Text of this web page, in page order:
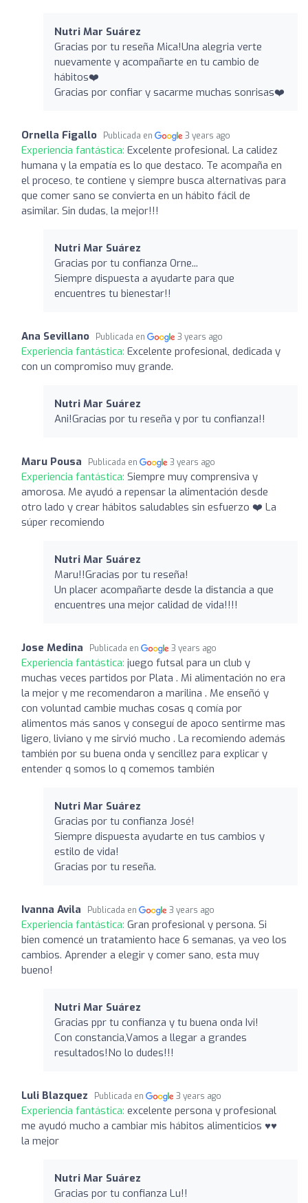
Nutri Mar Suárez ️
Gracias por tu reseña Mica!Una alegria verte
nuevamente y acompañarte en tu cambio de
hábitos❤️
Gracias por confiar y sacarme muchas sonrisas❤️
Ornella Figallo Publicada en 3 years ago
Experiencia fantástica: Excelente profesional. La calidez
humana y la empatía es lo que destaco. Te acompaña en
el proceso, te contiene y siempre busca alternativas para
que comer sano se convierta en un hábito fácil de
asimilar. Sin dudas, la mejor!!!
Nutri Mar Suárez ️
Gracias por tu confianza Orne...
Siempre dispuesta a ayudarte para que
encuentres tu bienestar!!
Ana Sevillano Publicada en 3 years ago
Experiencia fantástica: Excelente profesional, dedicada y
con un compromiso muy grande.
Nutri Mar Suárez ️
Ani!Gracias por tu reseña y por tu confianza!!
Maru Pousa Publicada en 3 years ago
Experiencia fantástica: Siempre muy comprensiva y
amorosa. Me ayudó a repensar la alimentación desde
otro lado y crear hábitos saludables sin esfuerzo ❤️ La
súper recomiendo
Nutri Mar Suárez ️
Maru!!Gracias por tu reseña!
Un placer acompañarte desde la distancia a que
encuentres una mejor calidad de vida!!!!
Jose Medina Publicada en 3 years ago
Experiencia fantástica: juego futsal para un club y
muchas veces partidos por Plata . Mi alimentación no era
la mejor y me recomendaron a marilina . Me enseñó y
con voluntad cambie muchas cosas q comía por
alimentos más sanos y conseguí de apoco sentirme mas
ligero, liviano y me sirvió mucho . La recomiendo además
también por su buena onda y sencillez para explicar y
entender q somos lo q comemos también
Nutri Mar Suárez ️
Gracias por tu confianza José!
Siempre dispuesta ayudarte en tus cambios y
estilo de vida!
Gracias por tu reseña.
Ivanna Avila Publicada en 3 years ago
Experiencia fantástica: Gran profesional y persona. Si
bien comencé un tratamiento hace 6 semanas, ya veo los
cambios. Aprender a elegir y comer sano, esta muy
bueno!
Nutri Mar Suárez ️
Gracias ppr tu confianza y tu buena onda Ivi!
Con constancia,Vamos a llegar a grandes
resultados!No lo dudes!!!
Luli Blazquez Publicada en 3 years ago
Experiencia fantástica: excelente persona y profesional
me ayudó mucho a cambiar mis hábitos alimenticios ♥️♥️
la mejor
Nutri Mar Suárez ️
Gracias por tu confianza Lu!!